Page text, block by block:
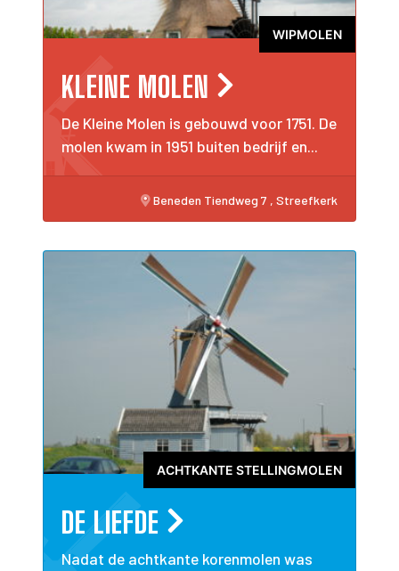
WIPMOLEN
KLEINE MOLEN
De Kleine Molen is gebouwd voor 1751. De
molen kwam in 1951 buiten bedrijf en...
Beneden Tiendweg 7 , Streefkerk
ACHTKANTE STELLINGMOLEN
DE LIEFDE
Nadat de achtkante korenmolen was